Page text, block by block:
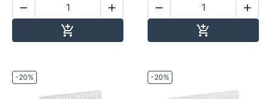
 

 

-20% -20%